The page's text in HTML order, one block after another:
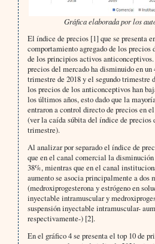
Gráfica elaborada por los
El índice de precios [1] que se presenta
comportamiento agregado de los precios
de los principios activos
precios del mercado ha disminuido en
trimestre de 2018 y el segundo trimestre
los precios de los anticonceptivos han
los últimos años, esto dado que la
entraron a control directo de precios en
(ver la caída súbita del índice de precios
trimestre).
Al analizar por separado el índice de
que en el canal comercial la
38%, mientras que en el canal
aumento se asocia principalmente a dos
(medroxiprogesterona y estrógeno en
inyectable intramuscular y
suspensión inyectable intramuscular-
respectivamente-) [2].
En el gráfico 4 se presenta el top 10 de